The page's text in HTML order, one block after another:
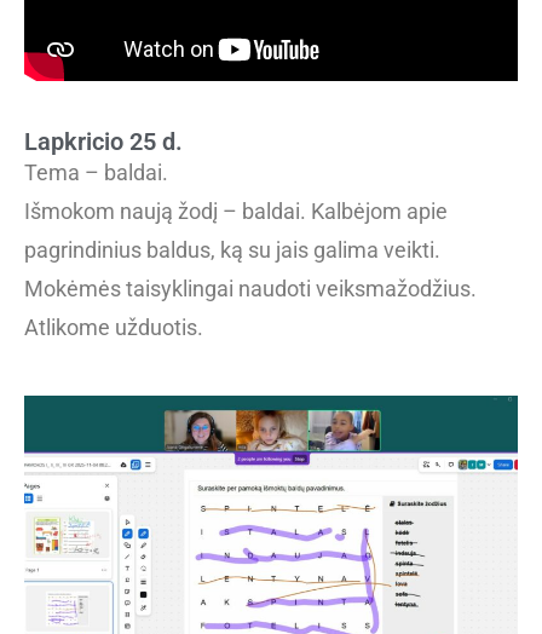
Lapkricio 25 d.
Tema – baldai.
Išmokom naują žodį – baldai. Kalbėjom apie
pagrindinius baldus, ką su jais galima veikti.
Mokėmės taisyklingai naudoti veiksmažodžius.
Atlikome užduotis.